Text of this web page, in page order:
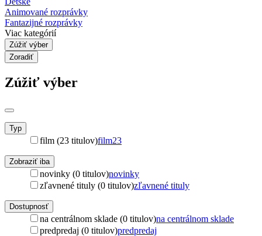
Animované rozprávky
Fantazijné rozprávky
Viac kategórií
Zúžiť výber
Zoradiť
Zúžiť výber
Typ
film (23 titulov)film23
Zobraziť iba
novinky (0 titulov)novinky
zľavnené tituly (0 titulov)zľavnené tituly
Dostupnosť
na centrálnom sklade (0 titulov)na centrálnom sklade
predpredaj (0 titulov)predpredaj